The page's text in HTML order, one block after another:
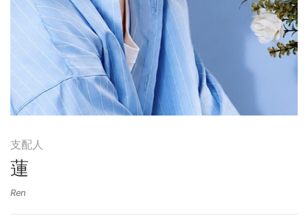
支配人
蓮
Ren